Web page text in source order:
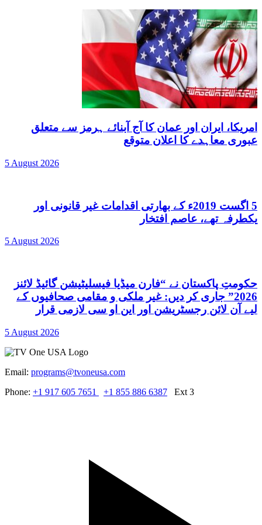
امریکا، ایران اور عمان کا آج آبنائے ہرمز سے متعلق
عبوری معاہدے کا اعلان متوقع
5 August 2026
5 اگست 2019ء کے بھارتی اقدامات غیر قانونی اور
یکطرفہ تھے، عاصم افتخار
5 August 2026
حکومتِ پاکستان نے “فارن میڈیا فیسلیٹیشن گائیڈ لائنز
2026” جاری کر دیں: غیر ملکی و مقامی صحافیوں کے
لیے آن لائن رجسٹریشن اور این او سی لازمی قرار
5 August 2026
Email: programs@tvoneusa.com
Phone: +1 917 605 7651 +1 855 886 6387 Ext 3